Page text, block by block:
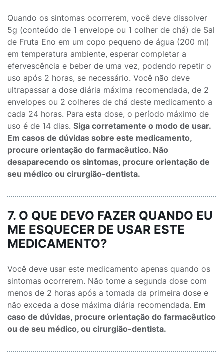
Quando os sintomas ocorrerem, você deve dissolver
5g (conteúdo de 1 envelope ou 1 colher de chá) de Sal
de Fruta Eno em um copo pequeno de água (200 ml)
em temperatura ambiente, esperar completar a
efervescência e beber de uma vez, podendo repetir o
uso após 2 horas, se necessário. Você não deve
ultrapassar a dose diária máxima recomendada, de 2
envelopes ou 2 colheres de chá deste medicamento a
cada 24 horas. Para esta dose, o período máximo de
uso é de 14 dias. Siga corretamente o modo de usar.
Em casos de dúvidas sobre este medicamento,
procure orientação do farmacêutico. Não
desaparecendo os sintomas, procure orientação de
seu médico ou cirurgião-dentista.
7. O QUE DEVO FAZER QUANDO EU
ME ESQUECER DE USAR ESTE
MEDICAMENTO?
Você deve usar este medicamento apenas quando os
sintomas ocorrerem. Não tome a segunda dose com
menos de 2 horas após a tomada da primeira dose e
não exceda a dose máxima diária recomendada. Em
caso de dúvidas, procure orientação do farmacêutico
ou de seu médico, ou cirurgião-dentista.